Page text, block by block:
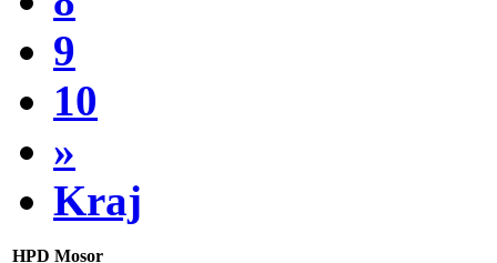
9
10
»
Kraj
HPD Mosor